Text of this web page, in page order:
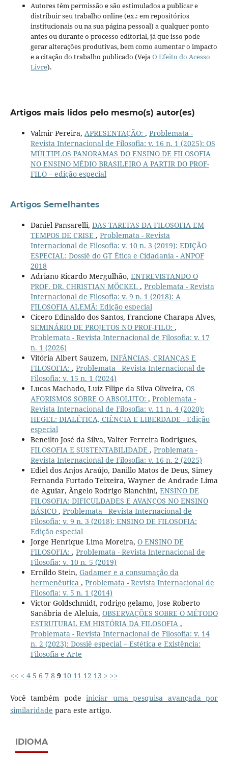
Autores têm permissão e são estimulados a publicar e
distribuir seu trabalho online (ex.: em repositórios
institucionais ou na sua página pessoal) a qualquer ponto
antes ou durante o processo editorial, já que isso pode
gerar alterações produtivas, bem como aumentar o impacto
e a citação do trabalho publicado (VejaO Efeito do Acesso
Livre).
Artigos mais lidos pelo mesmo(s) autor(es)
Valmir Pereira, APRESENTAÇÃO: , Problemata -
Revista Internacional de Filosofia: v. 16 n. 1 (2025): OS
MÚLTIPLOS PANORAMAS DO ENSINO DE FILOSOFIA
NO ENSINO MÉDIO BRASILEIRO A PARTIR DO PROF-
FILO – edição especial
Artigos Semelhantes
Daniel Pansarelli, DAS TAREFAS DA FILOSOFIA EM
TEMPOS DE CRISE , Problemata - Revista
Internacional de Filosofia: v. 10 n. 3 (2019): EDIÇÃO
ESPECIAL: Dossiê do GT Ética e Cidadania - ANPOF
2018
Adriano Ricardo Mergulhão, ENTREVISTANDO O
PROF. DR. CHRISTIAN MÖCKEL , Problemata - Revista
Internacional de Filosofia: v. 9 n. 1 (2018): A
FILOSOFIA ALEMÃ: Edição especial
Cícero Edinaldo dos Santos, Francione Charapa Alves,
SEMINÁRIO DE PROJETOS NO PROF-FILO: ,
Problemata - Revista Internacional de Filosofia: v. 17
n. 1 (2026)
Vitória Albert Sauzem, INFÂNCIAS, CRIANÇAS E
FILOSOFIA: , Problemata - Revista Internacional de
Filosofia: v. 15 n. 1 (2024)
Lucas Machado, Luiz Filipe da Silva Oliveira, OS
AFORISMOS SOBRE O ABSOLUTO: , Problemata -
Revista Internacional de Filosofia: v. 11 n. 4 (2020):
HEGEL: DIALÉTICA, CIÊNCIA E LIBERDADE - Edição
especial
Beneilto José da Silva, Valter Ferreira Rodrigues,
FILOSOFIA E SUSTENTABILIDADE , Problemata -
Revista Internacional de Filosofia: v. 16 n. 2 (2025)
Ediel dos Anjos Araújo, Danillo Matos de Deus, Simey
Fernanda Furtado Teixeira, Wayner de Andrade Lima
de Aguiar, Ângelo Rodrigo Bianchini, ENSINO DE
FILOSOFIA: DIFICULDADES E AVANÇOS NO ENSINO
BÁSICO , Problemata - Revista Internacional de
Filosofia: v. 9 n. 3 (2018): ENSINO DE FILOSOFIA:
Edição especial
Jorge Henrique Lima Moreira, O ENSINO DE
FILOSOFIA: , Problemata - Revista Internacional de
Filosofia: v. 10 n. 5 (2019)
Ernildo Stein, Gadamer e a consumação da
hermenêutica , Problemata - Revista Internacional de
Filosofia: v. 5 n. 1 (2014)
Victor Goldschmidt, rodrigo gelamo, Jose Roberto
Sanábria de Aleluia, OBSERVAÇÕES SOBRE O MÉTODO
ESTRUTURAL EM HISTÓRIA DA FILOSOFIA ,
Problemata - Revista Internacional de Filosofia: v. 14
n. 2 (2023): Dossiê especial – Estética e Existência:
Filosofia e Arte
<< < 4 5 6 7 8 9 10 11 12 13 > >>
Você também podeiniciar uma pesquisa avançada por
similaridade para este artigo.
IDIOMA